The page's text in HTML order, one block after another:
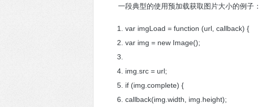
一段典型的使用预加载获取图片大小的例子：
var imgLoad = function (url, callback) {
var img = new Image();
img.src = url;
if (img.complete) {
callback(img.width, img.height);